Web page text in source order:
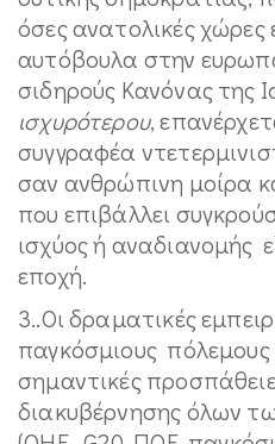
όσες ανατολικές
αυτόβουλα στην
σιδηρούς Κανόνας της
ισχυρότερου,
συγγραφέα
σαν ανθρώπινη μοίρα
που επιβάλλει
ισχύος ή αναδιανομής
εποχή.
3..Οι δραματικές
παγκόσμιους πόλεμους
σημαντικές
διακυβέρνησης όλων